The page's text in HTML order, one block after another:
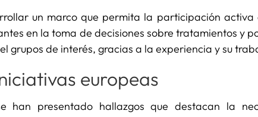
un marco que permita la participación
en la toma de decisiones sobre tratamientos y
grupos de interés, gracias a la experiencia y su
europeas
han presentado hallazgos que destacan la